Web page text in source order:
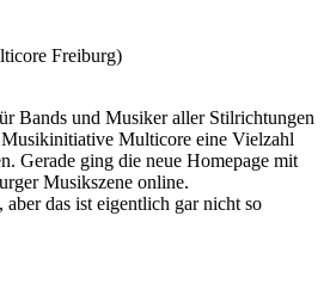
Freiburg)
Bands und Musiker aller Stilrichtungen
Multicore eine Vielzahl
Gerade ging die neue Homepage mit
Musikszene online.
das ist eigentlich gar nicht so